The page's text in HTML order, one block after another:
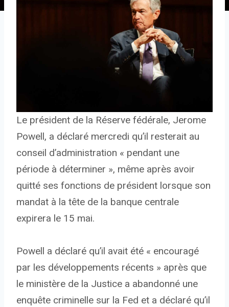
Le président de la Réserve fédérale, Jerome
Powell, a déclaré mercredi qu’il resterait au
conseil d’administration « pendant une
période à déterminer », même après avoir
quitté ses fonctions de président lorsque son
mandat à la tête de la banque centrale
expirera le 15 mai.
Powell a déclaré qu’il avait été « encouragé
par les développements récents » après que
le ministère de la Justice a abandonné une
enquête criminelle sur la Fed et a déclaré qu’il